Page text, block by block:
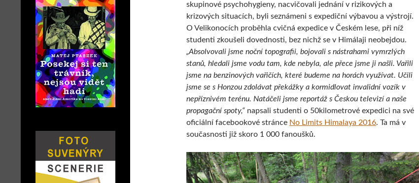
skupinové psychohygieny, nacvičovali jednání v rizikových a
krizových situacích, byli seznámeni s expediční výbavou a výstrojí.
O Velikonocích proběhla cvičná expedice v Českém lese, při níž
studenti zkoušeli dovednosti, bez nichž se v Himálaji neobejdou.
„Absolvovali jsme noční topografii, bojovali s nástrahami vymrzlých
stanů, hledali jsme vodu tam, kde nebyla, ale přece jsme ji našli. Vařili
jsme na benzinových vařičích, které budeme na horách využívat. Učili
jsme se s Honzou zdolávat překážky a kormidlovat invalidní vozík v
nepříznivém terénu. Natáčeli jsme reportáž s Českou televizí a naše
propagační spoty,“ napsali studenti o 50kilometrové expedici na své
oficiální facebookové stránce No Limits Himalaya 2016. Ta má v
současnosti již skoro 1 000 fanoušků.